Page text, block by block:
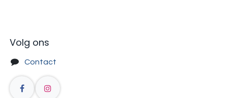
Volg ons
Contact